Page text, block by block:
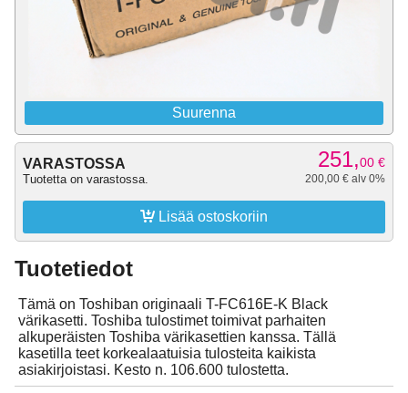
Suurenna
VARASTOSSA
Tuotetta on varastossa.
251,00 €
200,00 € alv 0%
 Lisää ostoskoriin
Tuotetiedot
Tämä on Toshiban originaali T-FC616E-K Black
värikasetti. Toshiba tulostimet toimivat parhaiten
alkuperäisten Toshiba värikasettien kanssa. Tällä
kasetilla teet korkealaatuisia tulosteita kaikista
asiakirjoistasi. Kesto n. 106.600 tulostetta.